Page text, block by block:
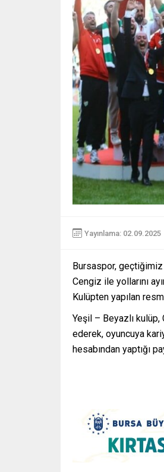
Yayınlama: 02.09.2025
Bursaspor,
Cengiz ile yollarını
Kulüpten yapılan
Yeşil – Beyazlı kulüp,
ederek, oyuncuya
hesabından yaptığı